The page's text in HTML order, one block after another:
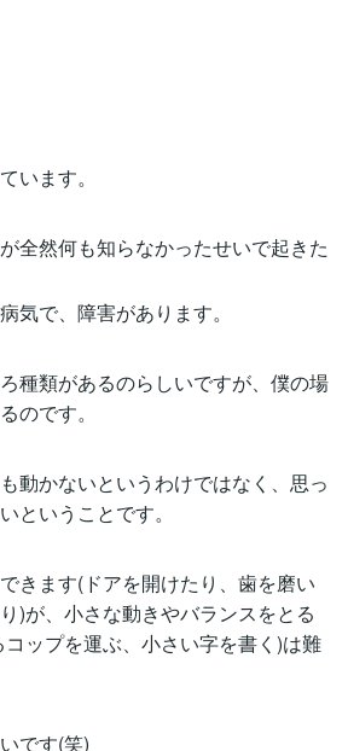
います。
全然何も知らなかったせいで起きた
気で、障害があります。
種類があるのらしいですが、僕の場
のです。
動かないというわけではなく、思っ
ということです。
きます(ドアを開けたり、歯を磨い
)が、小さな動きやバランスをとる
ップを運ぶ、小さい字を書く)は難
です(笑)